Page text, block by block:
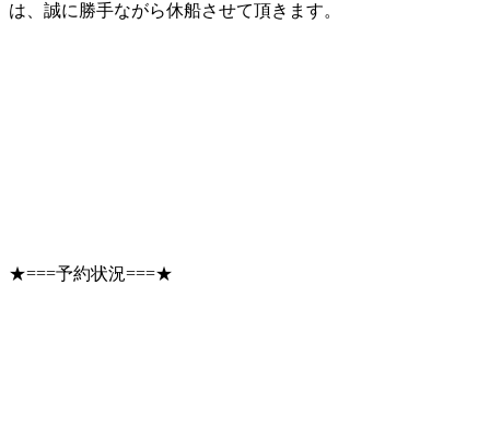
は、誠に勝手ながら休船させて頂きます。
★===予約状況===★